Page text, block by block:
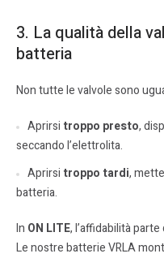
3. La qualità della
batteria
Non tutte le valvole sono
Aprirsi troppo presto,
seccando l’elettrolita.
Aprirsi troppo tardi,
batteria.
In ON LITE, l’affidabilità
Le nostre batterie VRLA